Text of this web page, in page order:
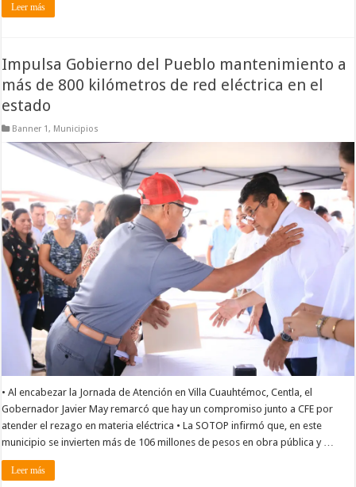
Leer más
Impulsa Gobierno del Pueblo mantenimiento a
más de 800 kilómetros de red eléctrica en el
estado
Banner 1, Municipios
• Al encabezar la Jornada de Atención en Villa Cuauhtémoc, Centla, el
Gobernador Javier May remarcó que hay un compromiso junto a CFE por
atender el rezago en materia eléctrica • La SOTOP infirmó que, en este
municipio se invierten más de 106 millones de pesos en obra pública y …
Leer más